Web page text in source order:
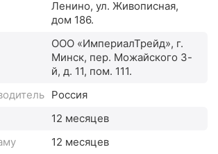
Ленино, ул. Живописная,
дом 186.
ООО «ИмпериалТрейд», г.
Минск, пер. Можайского 3-
й, д. 11, пом. 111.
Россия
12 месяцев
12 месяцев